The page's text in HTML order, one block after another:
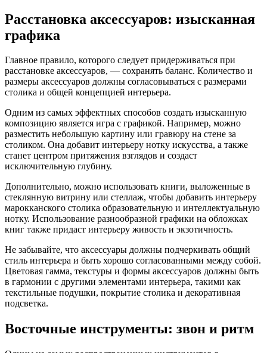
Расстановка аксессуаров: изысканная
графика
Главное правило, которого следует придерживаться при
расстановке аксессуаров, — сохранять баланс. Количество и
размеры аксессуаров должны согласовываться с размерами
столика и общей концепцией интерьера.
Одним из самых эффектных способов создать изысканную
композицию является игра с графикой. Например, можно
разместить небольшую картину или гравюру на стене за
столиком. Она добавит интерьеру нотку искусства, а также
станет центром притяжения взглядов и создаст
исключительную глубину.
Дополнительно, можно использовать книги, выложенные в
стеклянную витрину или стеллаж, чтобы добавить интерьеру
марокканского столика образовательную и интеллектуальную
нотку. Использование разнообразной графики на обложках
книг также придаст интерьеру живость и экзотичность.
Не забывайте, что аксессуары должны подчеркивать общий
стиль интерьера и быть хорошо согласованными между собой.
Цветовая гамма, текстуры и формы аксессуаров должны быть
в гармонии с другими элементами интерьера, такими как
текстильные подушки, покрытие столика и декоративная
подсветка.
Восточные инструменты: звон и ритм